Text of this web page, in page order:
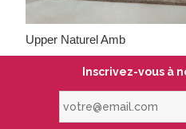
Upper Naturel Amb
Inscrivez-vous à